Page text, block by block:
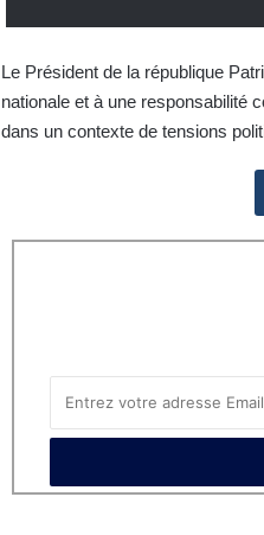
Le Président de la république
nationale et à une responsabilité
dans un contexte de tensions